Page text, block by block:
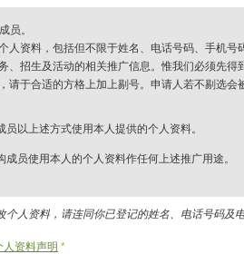
员。
人资料，包括但不限于姓名、电话号码、手机
、招生及活动的相关推广信息。惟我们必须先
请于合适的方格上加上剔号。申请人若不剔选
以上述方式使用本人提供的个人资料。
员使用本人的个人资料作任何上述推广用途。
个人资料，请连同你已登记的姓名、电话号码及
人资料声明 *